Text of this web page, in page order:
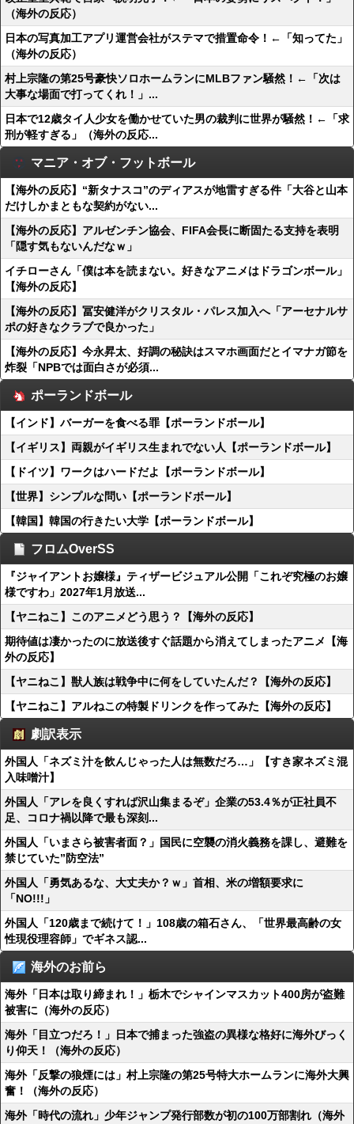
（海外の反応）
日本の写真加工アプリ運営会社がステマで措置命令！←「知ってた」
（海外の反応）
村上宗隆の第25号豪快ソロホームランにMLBファン騒然！←「次は
大事な場面で打ってくれ！」...
日本で12歳タイ人少女を働かせていた男の裁判に世界が騒然！←「求
刑が軽すぎる」（海外の反応...
マニア・オブ・フットボール
【海外の反応】“新タナスコ”のディアスが地雷すぎる件「大谷と山本
だけしかまともな契約がない...
【海外の反応】アルゼンチン協会、FIFA会長に断固たる支持を表明
「隠す気もないんだなｗ」
イチローさん「僕は本を読まない。好きなアニメはドラゴンボール」
【海外の反応】
【海外の反応】冨安健洋がクリスタル・パレス加入へ「アーセナルサ
ポの好きなクラブで良かった」
【海外の反応】今永昇太、好調の秘訣はスマホ画面だとイマナガ節を
炸裂「NPBでは面白さが必須...
ポーランドボール
【インド】バーガーを食べる罪【ポーランドボール】
【イギリス】両親がイギリス生まれでない人【ポーランドボール】
【ドイツ】ワークはハードだよ【ポーランドボール】
【世界】シンプルな問い【ポーランドボール】
【韓国】韓国の行きたい大学【ポーランドボール】
フロムOverSS
『ジャイアントお嬢様』ティザービジュアル公開「これぞ究極のお嬢
様ですわ」2027年1月放送...
【ヤニねこ】このアニメどう思う？【海外の反応】
期待値は凄かったのに放送後すぐ話題から消えてしまったアニメ【海
外の反応】
【ヤニねこ】獣人族は戦争中に何をしていたんだ？【海外の反応】
【ヤニねこ】アルねこの特製ドリンクを作ってみた【海外の反応】
劇訳表示
外国人「ネズミ汁を飲んじゃった人は無数だろ…」【すき家ネズミ混
入味噌汁】
外国人「アレを良くすれば沢山集まるぞ」企業の53.4％が正社員不
足、コロナ禍以降で最も深刻...
外国人「いまさら被害者面？」国民に空襲の消火義務を課し、避難を
禁じていた”防空法”
外国人「勇気あるな、大丈夫か？ｗ」首相、米の増額要求に
「NO!!!」
外国人「120歳まで続けて！」108歳の箱石さん、「世界最高齢の女
性現役理容師」でギネス認...
海外のお前ら
海外「日本は取り締まれ！」栃木でシャインマスカット400房が盗難
被害に（海外の反応）
海外「目立つだろ！」日本で捕まった強盗の異様な格好に海外びっく
り仰天！（海外の反応）
海外「反撃の狼煙には」村上宗隆の第25号特大ホームランに海外大興
奮！（海外の反応）
海外「時代の流れ」少年ジャンプ発行部数が初の100万部割れ（海外